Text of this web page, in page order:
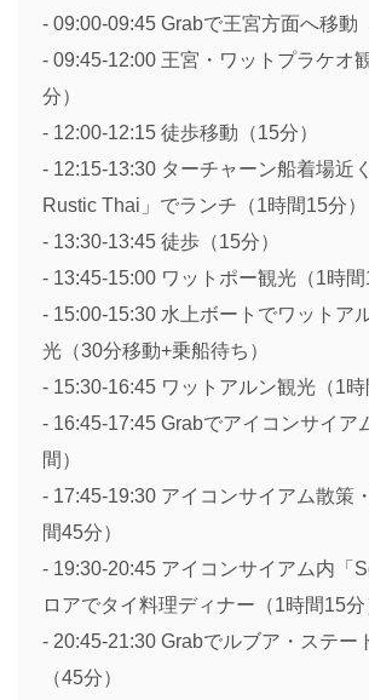
- 09:00-09:45 Grabで王宮方面へ移動
- 09:45-12:00 王宮・ワットプラケオ
分）
- 12:00-12:15 徒歩移動（15分）
- 12:15-13:30 ターチャーン船着場近
Rustic Thai」でランチ（1時間15分）
- 13:30-13:45 徒歩（15分）
- 13:45-15:00 ワットポー観光（1時間
- 15:00-15:30 水上ボートでワットア
光（30分移動+乗船待ち）
- 15:30-16:45 ワットアルン観光（1時
- 16:45-17:45 Grabでアイコンサイア
間）
- 17:45-19:30 アイコンサイアム散策
間45分）
- 19:30-20:45 アイコンサイアム内「
ロアでタイ料理ディナー（1時間15分
- 20:45-21:30 Grabでルブア・ステー
（45分）